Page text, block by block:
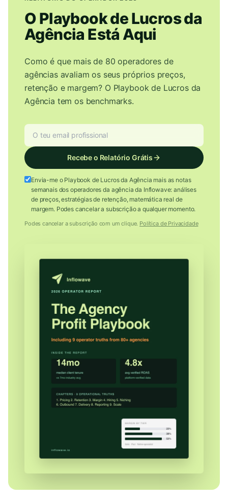
O Playbook de Lucros da
Agência Está Aqui
Como é que mais de 80 operadores de
agências avaliam os seus próprios preços,
retenção e margem? O Playbook de Lucros da
Agência tem os benchmarks.
Recebe o Relatório Grátis
Envia-me o Playbook de Lucros da Agência mais as notas
semanais dos operadores da agência da Inflowave: análises
de preços, estratégias de retenção, matemática real de
margem. Podes cancelar a subscrição a qualquer momento.
Podes cancelar a subscrição com um clique. Política de Privacidade